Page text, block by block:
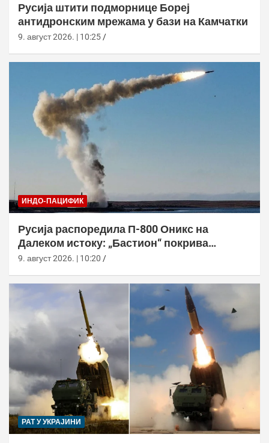
Русија штити подморнице Бореј
антидронским мрежама у бази на Камчатки
9. август 2026. | 10:25
ИНДО-ПАЦИФИК
Русија распоредила П-800 Оникс на
Далеком истоку: „Бастион“ покрива
Куриле, Камчатку и Чукотку
9. август 2026. | 10:20
РАТ У УКРАЈИНИ